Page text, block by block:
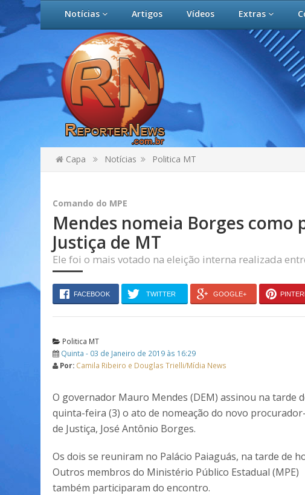
Notícias Artigos Vídeos Extras
Capa Notícias Politica MT
Comando do MPE
Mendes nomeia Borges como
Justiça de MT
Ele foi o mais votado na eleição interna realizada
FACEBOOK TWITTER GOOGLE+
Politica MT
Quinta - 03 de Janeiro de 2019 às 16:29
Por: Camila Ribeiro e Douglas Trielli/Mídia News
O governador Mauro Mendes (DEM) assinou na tarde
quinta-feira (3) o ato de nomeação do novo
de Justiça, José Antônio Borges.
Os dois se reuniram no Palácio Paiaguás, na tarde de
Outros membros do Ministério Público Estadual (MPE)
também participaram do encontro.